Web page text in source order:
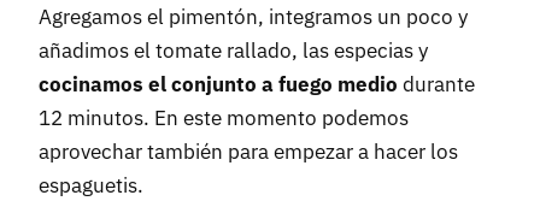
Agregamos el pimentón, integramos un poco y
añadimos el tomate rallado, las especias y
cocinamos el conjunto a fuego medio durante
12 minutos. En este momento podemos
aprovechar también para empezar a hacer los
espaguetis.